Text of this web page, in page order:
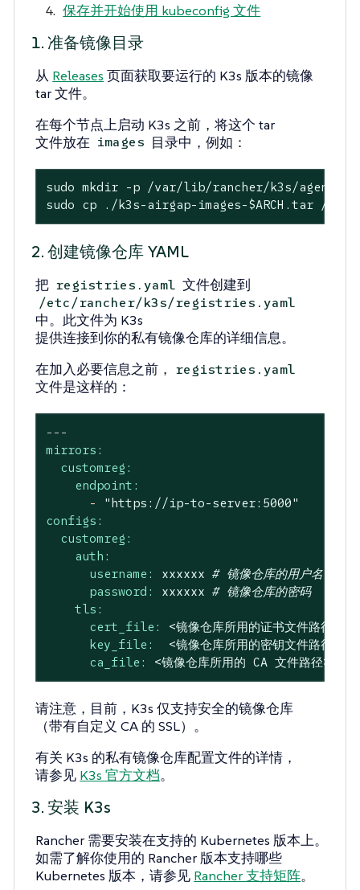
保存并开始使用 kubeconfig 文件
1. 准备镜像目录
从 Releases 页面获取要运行的 K3s 版本的镜像
tar 文件。
在每个节点上启动 K3s 之前，将这个 tar
文件放在 images 目录中，例如：
sudo mkdir -p /var/lib/rancher/k3s/agent/
sudo cp ./k3s-airgap-images-$ARCH .tar /var/
2. 创建镜像仓库 YAML
把 registries.yaml 文件创建到
/etc/rancher/k3s/registries.yaml
中。此文件为 K3s
提供连接到你的私有镜像仓库的详细信息。
在加入必要信息之前， registries.yaml
文件是这样的：
---
mirrors:
customreg:
endpoint:
-
"https://ip-to-server:5000"
configs:
customreg:
auth:
username:
xxxxxx # 镜像仓库的用户名
password:
xxxxxx # 镜像仓库的密码
tls:
cert_file:
<镜像仓库所用的证书文件路径>
key_file:
<镜像仓库所用的密钥文件路径>
ca_file:
<镜像仓库所用的 CA 文件路径>
请注意，目前，K3s 仅支持安全的镜像仓库
（带有自定义 CA 的 SSL）。
有关 K3s 的私有镜像仓库配置文件的详情，
请参见 K3s 官方文档。
3. 安装 K3s
Rancher 需要安装在支持的 Kubernetes 版本上。
如需了解你使用的 Rancher 版本支持哪些
Kubernetes 版本，请参见 Rancher 支持矩阵。